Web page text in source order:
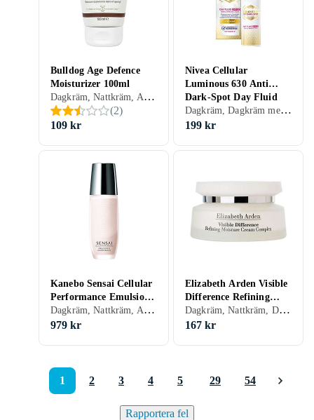
Bulldog Age Defence
Moisturizer 100ml
Dagkräm, Nattkräm, Anti age, Herr, Mjukgörande, Återfuktande, Lyster, Motverkar rynkor, Antioxidant, Uppstramande, Regenererande, Närande, Oljefri, Normal, Blandad, Torr, Fet, Alla, Känslig, Mogen
(2)
109 kr
Nivea Cellular
Luminous 630 Anti
Dark-Spot Day Fluid
SPF50 40ml
Dagkräm, Dagkräm med SPF, Dam, Anti-blemish, Återfuktande, Lyster, Antioxidant, Upplysande, Alla, Känslig, Mogen
199 kr
Kanebo Sensai Cellular
Performance Emulsion
III Super Moist 100mlDagkräm, Nattkräm, Anti age, Dam, Mjukgörande, Rengörande, Återfuktande, Motverkar rynkor, Balanserande, Närande, Normal, Blandad, Torr, Fet, Mogen
979 kr
Elizabeth Arden Visible
Difference Refining
Moisture Cream
Complex 75ml
Dagkräm, Nattkräm, Dagkräm med SPF, Dam, Herr, Mjukgörande, Rengörande, Återfuktande, Bronzing, Lyster, Motverkar rynkor, Närande, Normal, Torr, Alla, Mogen
167 kr
1 2 3 4 5 29 54
Rapportera fel